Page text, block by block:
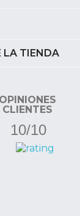
LA TIENDA
OPINIONES
CLIENTES
10/10